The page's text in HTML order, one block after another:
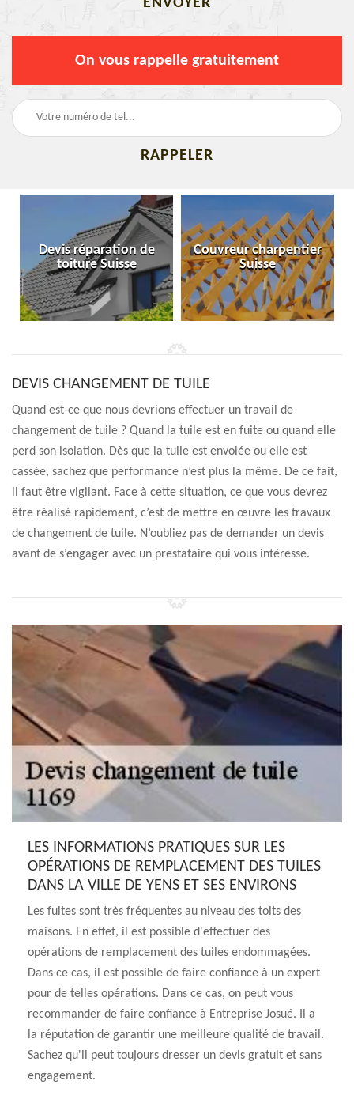
On vous rappelle gratuitement
Devis réparation de
toiture Suisse
Couvreur charpentier
Suisse
DEVIS CHANGEMENT DE TUILE
Quand est-ce que nous devrions effectuer un travail de
changement de tuile ? Quand la tuile est en fuite ou quand elle
perd son isolation. Dès que la tuile est envolée ou elle est
cassée, sachez que performance n’est plus la même. De ce fait,
il faut être vigilant. Face à cette situation, ce que vous devrez
être réalisé rapidement, c’est de mettre en œuvre les travaux
de changement de tuile. N’oubliez pas de demander un devis
avant de s’engager avec un prestataire qui vous intéresse.
LES INFORMATIONS PRATIQUES SUR LES
OPÉRATIONS DE REMPLACEMENT DES TUILES
DANS LA VILLE DE YENS ET SES ENVIRONS
Les fuites sont très fréquentes au niveau des toits des
maisons. En effet, il est possible d'effectuer des
opérations de remplacement des tuiles endommagées.
Dans ce cas, il est possible de faire confiance à un expert
pour de telles opérations. Dans ce cas, on peut vous
recommander de faire confiance à Entreprise Josué. Il a
la réputation de garantir une meilleure qualité de travail.
Sachez qu'il peut toujours dresser un devis gratuit et sans
engagement.